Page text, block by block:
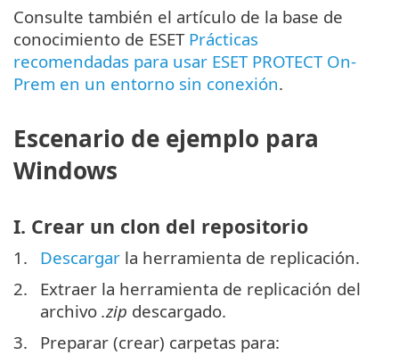
Consulte también el artículo de la base de
conocimiento de ESET Prácticas
recomendadas para usar ESET PROTECT On-
Prem en un entorno sin conexión.
Escenario de ejemplo para
Windows
I. Crear un clon del repositorio
1. Descargar la herramienta de replicación.
2.
Extraer la herramienta de replicación del
archivo .zip descargado.
3.
Preparar (crear) carpetas para: